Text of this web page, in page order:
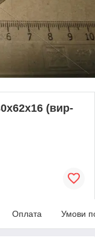
(вир-
Оплата Умови